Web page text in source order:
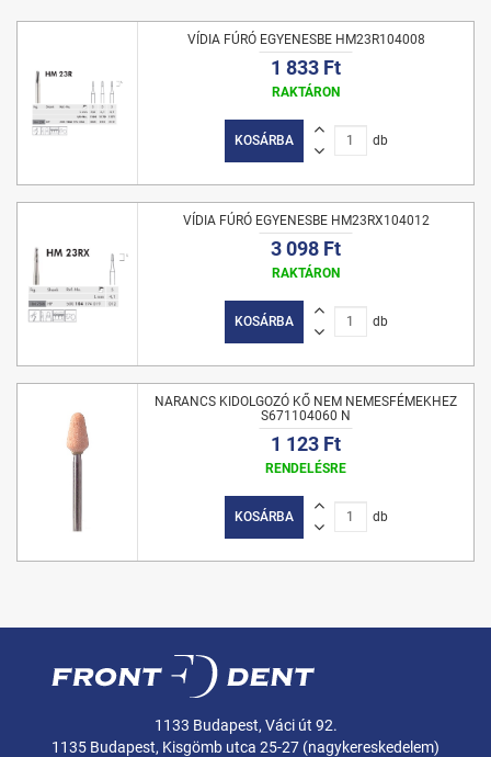
VÍDIA FÚRÓ EGYENESBE HM23R104008
1 833 Ft
RAKTÁRON
KOSÁRBA db
VÍDIA FÚRÓ EGYENESBE HM23RX104012
3 098 Ft
RAKTÁRON
KOSÁRBA db
NARANCS KIDOLGOZÓ KŐ NEM NEMESFÉMEKHEZ
S671104060 N
1 123 Ft
RENDELÉSRE
KOSÁRBA db
1133 Budapest, Váci út 92.
1135 Budapest, Kisgömb utca 25-27 (nagykereskedelem)